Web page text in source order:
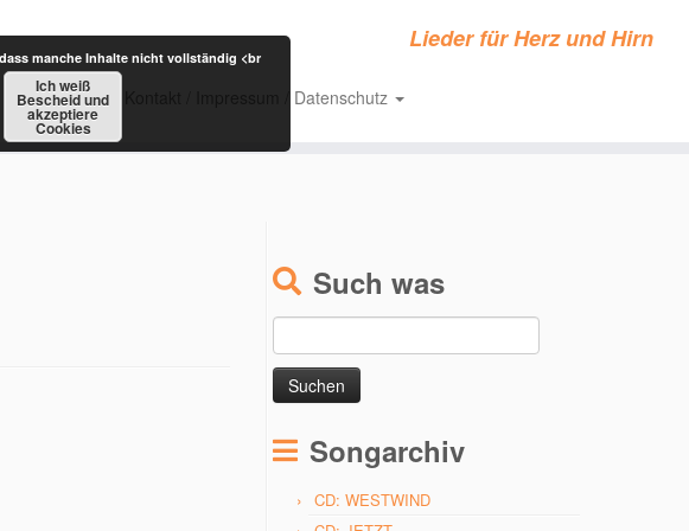
Lieder für Herz und Hirn
Termine Kontakt / Impressum / Datenschutz
Such was
nach:
Songarchiv
CD: WESTWIND
manche Inhalte nicht vollständig <br
Ich weiß
Bescheid und
akzeptiere
Cookies